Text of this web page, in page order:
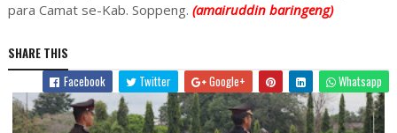
para Camat se-Kab. Soppeng. (amairuddin baringeng)
SHARE THIS
Facebook
Twitter Google+ Whatsapp